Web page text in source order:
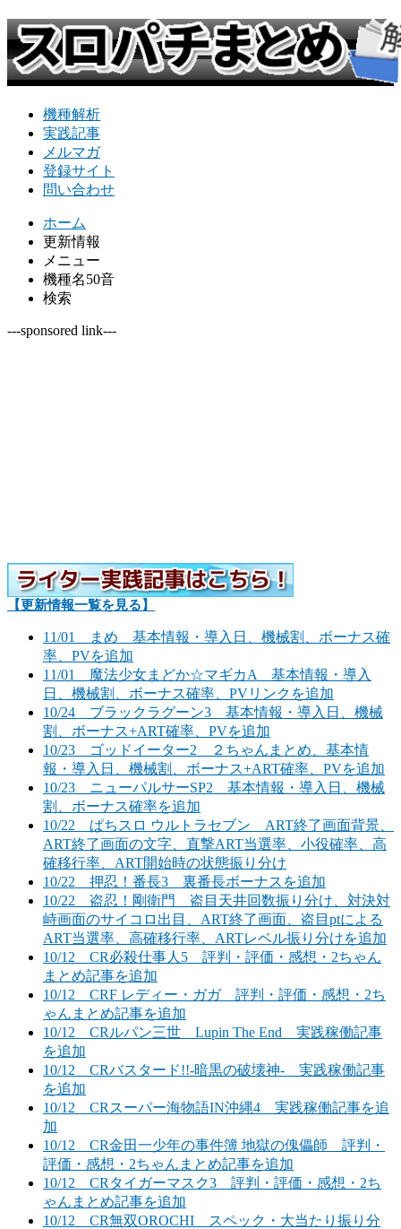
機種解析
実践記事
メルマガ
登録サイト
問い合わせ
ホーム
更新情報
メニュー
機種名50音
検索
---sponsored link---
【更新情報一覧を見る】
11/01 まめ 基本情報・導入日、機械割、ボーナス確
率、PVを追加
11/01 魔法少女まどか☆マギカA 基本情報・導入
日、機械割、ボーナス確率、PVリンクを追加
10/24 ブラックラグーン3 基本情報・導入日、機械
割、ボーナス+ART確率、PVを追加
10/23 ゴッドイーター2 ２ちゃんまとめ、基本情
報・導入日、機械割、ボーナス+ART確率、PVを追加
10/23 ニューパルサーSP2 基本情報・導入日、機械
割、ボーナス確率を追加
10/22 ぱちスロ ウルトラセブン ART終了画面背景、
ART終了画面の文字、直撃ART当選率、小役確率、高
確移行率、ART開始時の状態振り分け
10/22 押忍！番長3 裏番長ボーナスを追加
10/22 盗忍！剛衛門 盗目天井回数振り分け、対決対
峙画面のサイコロ出目、ART終了画面、盗目ptによる
ART当選率、高確移行率、ARTレベル振り分けを追加
10/12 CR必殺仕事人5 評判・評価・感想・2ちゃん
まとめ記事を追加
10/12 CRF レディー・ガガ 評判・評価・感想・2ち
ゃんまとめ記事を追加
10/12 CRルパン三世 Lupin The End 実践稼働記事
を追加
10/12 CRバスタード!!-暗黒の破壊神- 実践稼働記事
を追加
10/12 CRスーパー海物語IN沖縄4 実践稼働記事を追
加
10/12 CR金田一少年の事件簿 地獄の傀儡師 評判・
評価・感想・2ちゃんまとめ記事を追加
10/12 CRタイガーマスク3 評判・評価・感想・2ち
ゃんまとめ記事を追加
10/12 CR無双OROCHI スペック・大当たり振り分